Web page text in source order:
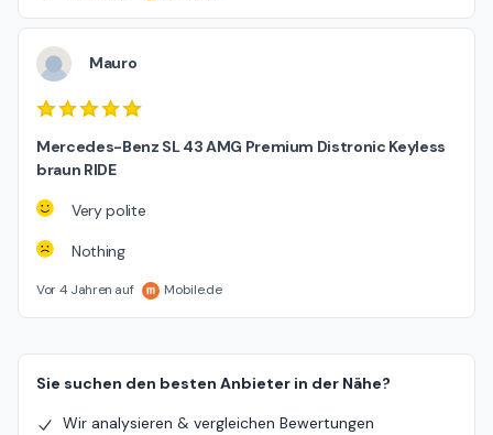
Mauro
Mercedes-Benz SL 43 AMG Premium Distronic Keyless
braun RIDE
Very polite
Nothing
Vor 4 Jahren auf Mobile.de
Sie suchen den besten Anbieter in der Nähe?
Wir analysieren & vergleichen Bewertungen